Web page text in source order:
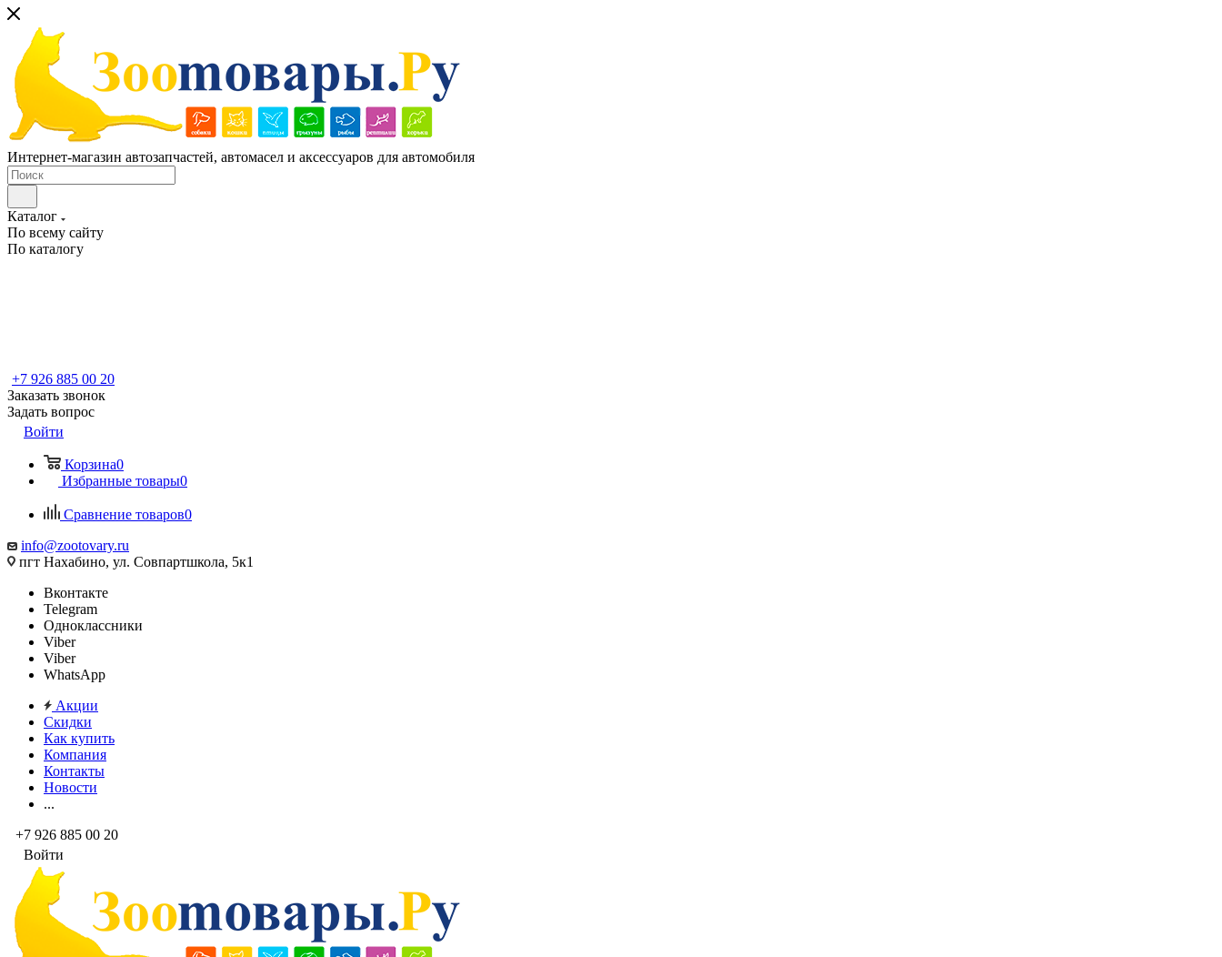
Интернет-магазин автозапчастей, автомасел и аксессуаров для автомобиля
Каталог
По всему сайту
По каталогу
+7 926 885 00 20
Заказать звонок
Задать вопрос
Войти
Корзина0
Избранные товары0
Сравнение товаров0
info@zootovary.ru
пгт Нахабино, ул. Совпартшкола, 5к1
Вконтакте
Telegram
Одноклассники
Viber
Viber
WhatsApp
Акции
Скидки
Как купить
Компания
Контакты
Новости
...
+7 926 885 00 20
Войти